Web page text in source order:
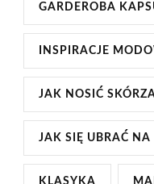
GARDEROBA
INSPIRACJE
JAK NOSIĆ
JAK SIĘ UBRAĆ NA
KLASYKA